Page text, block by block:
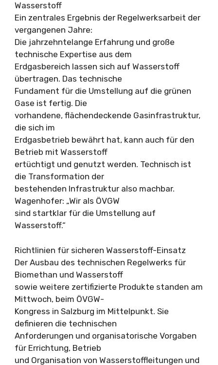
Wasserstoff
Ein zentrales Ergebnis der Regelwerksarbeit der
vergangenen Jahre:
Die jahrzehntelange Erfahrung und große
technische Expertise aus dem
Erdgasbereich lassen sich auf Wasserstoff
übertragen. Das technische
Fundament für die Umstellung auf die grünen
Gase ist fertig. Die
vorhandene, flächendeckende Gasinfrastruktur,
die sich im
Erdgasbetrieb bewährt hat, kann auch für den
Betrieb mit Wasserstoff
ertüchtigt und genutzt werden. Technisch ist
die Transformation der
bestehenden Infrastruktur also machbar.
Wagenhofer: „Wir als ÖVGW
sind startklar für die Umstellung auf
Wasserstoff.“
Richtlinien für sicheren Wasserstoff-Einsatz
Der Ausbau des technischen Regelwerks für
Biomethan und Wasserstoff
sowie weitere zertifizierte Produkte standen am
Mittwoch, beim ÖVGW-
Kongress in Salzburg im Mittelpunkt. Sie
definieren die technischen
Anforderungen und organisatorische Vorgaben
für Errichtung, Betrieb
und Organisation von Wasserstoffleitungen und